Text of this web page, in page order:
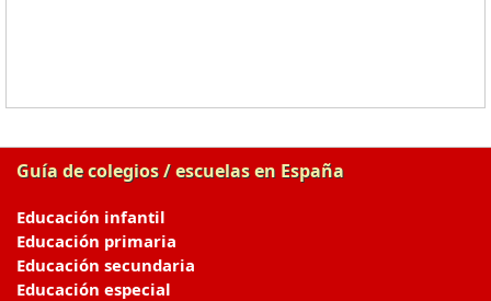
Guía de colegios / escuelas en España
Educación infantil
Educación primaria
Educación secundaria
Educación especial